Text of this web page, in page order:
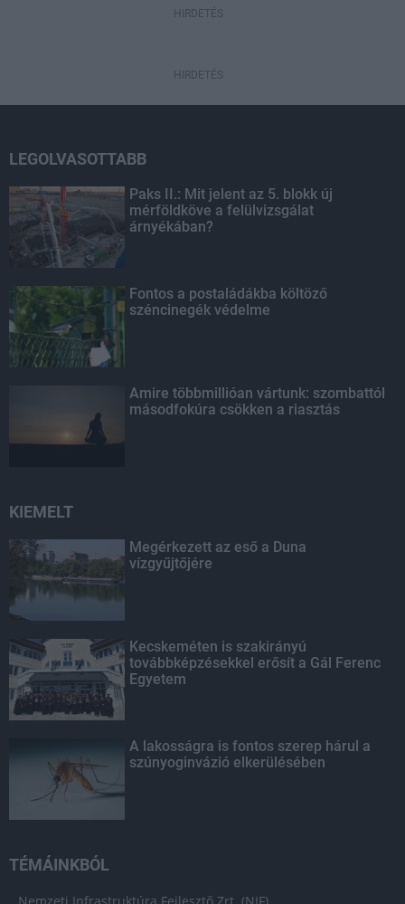
HIRDETÉS
HIRDETÉS
LEGOLVASOTTABB
Paks II.: Mit jelent az 5. blokk új
mérföldköve a felülvizsgálat
árnyékában?
Fontos a postaládákba költöző
széncinegék védelme
Amire többmillióan vártunk: szombattól
másodfokúra csökken a riasztás
KIEMELT
Megérkezett az eső a Duna
vízgyűjtőjére
Kecskeméten is szakirányú
továbbképzésekkel erősít a Gál Ferenc
Egyetem
A lakosságra is fontos szerep hárul a
szúnyoginvázió elkerülésében
TÉMÁINKBÓL